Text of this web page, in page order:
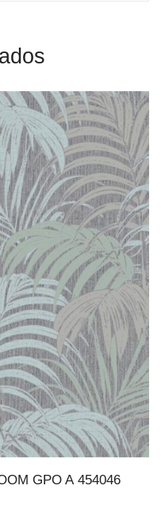
GPO A 454046